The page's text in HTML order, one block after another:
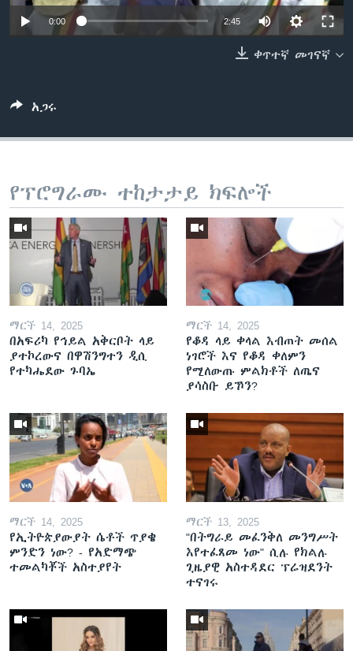
0:00 2:45
ቀጥተኛ መገናኛ
አጋሩ
የፕሮግራሙ ተከታታይ ክፍሎች
ማርች 14, 2025
በአፍሪካ የኅይል አቅርቦት ላይ
ያተኮረውና በዋሽንግተን ዲሲ
የተካሔደው ጉባኤ
ማርች 14, 2025
የቆዳ ላይ ቀላል እብጠት መሰል
ነገሮች እና የቆዳ ቀለምን
የሚለውጡ ምልክቶች ለጤና
ያሳስቡ ይኾን?
ማርች 14, 2025
የኢትዮጵያውያት ሴቶች ጥያቄ
ምንድን ነው? - የአድማጭ
ተመልካቾች አስተያየት
ማርች 13, 2025
"በትግራይ መፈንቅለ መንግሥት
እየተፈጸመ ነው" ሲሉ የክልሉ
ጊዜያዊ አስተዳደር ፕሬዝደንት
ተናገሩ